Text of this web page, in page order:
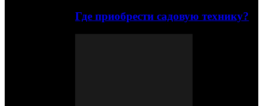
Где приобрести садовую технику?